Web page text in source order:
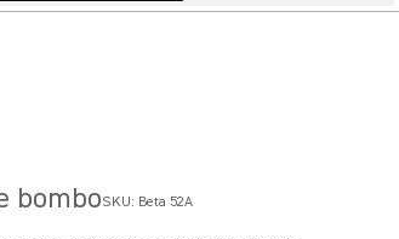
bomboSKU: Beta 52A